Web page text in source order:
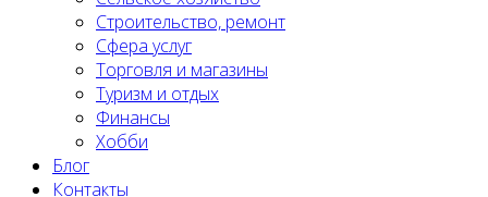
Строительство, ремонт
Сфера услуг
Торговля и магазины
Туризм и отдых
Финансы
Хобби
Блог
Контакты